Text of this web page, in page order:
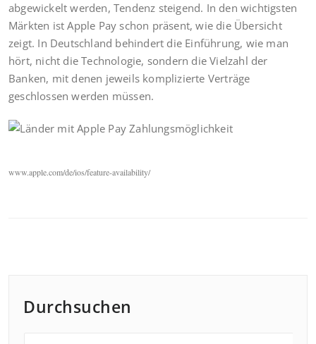
abgewickelt werden, Tendenz steigend. In den wichtigsten
Märkten ist Apple Pay schon präsent, wie die Übersicht
zeigt. In Deutschland behindert die Einführung, wie man
hört, nicht die Technologie, sondern die Vielzahl der
Banken, mit denen jeweils komplizierte Verträge
geschlossen werden müssen.
www.apple.com/de/ios/feature-availability/
Durchsuchen